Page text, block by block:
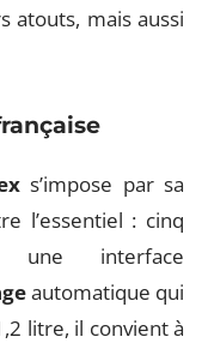
atouts, mais aussi
s’impose par sa
l’essentiel : cinq
une interface
automatique qui
litre, il convient à